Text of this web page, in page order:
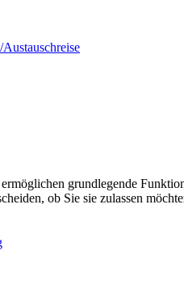
grundlegende
ob Sie sie zulassen